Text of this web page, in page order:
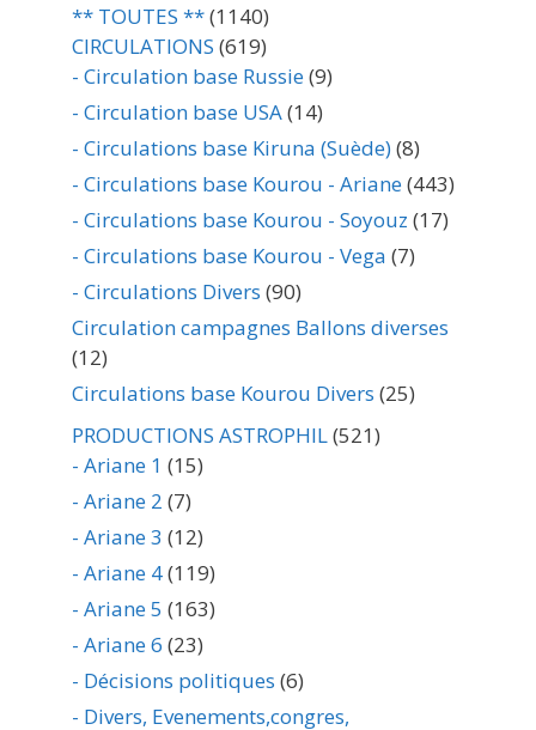
** TOUTES **(1140)
CIRCULATIONS (619)
- Circulation base Russie(9)
- Circulation base USA(14)
- Circulations base Kiruna (Suède)(8)
- Circulations base Kourou - Ariane(443)
- Circulations base Kourou - Soyouz (17)
- Circulations base Kourou - Vega (7)
- Circulations Divers (90)
Circulation campagnes Ballons diverses
(12)
Circulations base Kourou Divers (25)
PRODUCTIONS ASTROPHIL(521)
- Ariane 1 (15)
- Ariane 2 (7)
- Ariane 3 (12)
- Ariane 4(119)
- Ariane 5 (163)
- Ariane 6 (23)
- Décisions politiques (6)
- Divers, Evenements,congres,